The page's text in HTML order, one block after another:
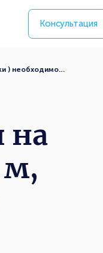
Консультация
) необходимо…
на
м,